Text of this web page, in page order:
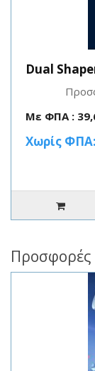
Dual
Με ΦΠΑ :
Χωρίς
Προσφορές